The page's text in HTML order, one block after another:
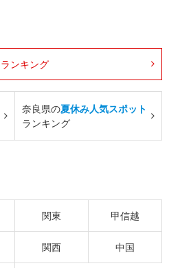
ランキング
奈良県の夏休み人気スポット
ランキング
関東 甲信越
関西 中国